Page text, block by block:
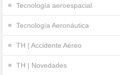
Tecnología aeroespacial
Tecnología Aeronáutica
TH | Accidente Aéreo
TH | Novedades